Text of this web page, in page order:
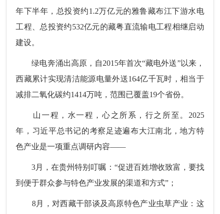
年下半年，总投资约1.2万亿元的雅鲁藏布江下游水电
工程、总投资约532亿元的藏粤直流输电工程相继启动
建设。
绿电奔涌出高原，自2015年首次“藏电外送”以来，
西藏累计实现清洁能源电量外送164亿千瓦时，相当于
减排二氧化碳约1414万吨，范围已覆盖19个省份。
山一程，水一程，心之所系，行之所至。2025
年，习近平总书记的考察足迹遍布大江南北，地方特
色产业是一项重点调研内容——
3月，在贵州特别叮嘱：“促进百姓增收致富，要找
到便于群众参与特色产业发展的渠道和方式”；
8月，对西藏干部谈及高原特色产业虫草产业：这